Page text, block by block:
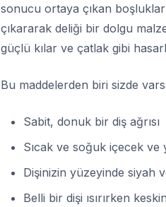
sonucu ortaya çıkan
çıkararak deliği bir dolgu
güçlü kılar ve çatlak gibi
Bu maddelerden biri sizde
Sabit, donuk bir diş ağrısı
Sıcak ve soğuk içecek ve
Dişinizin yüzeyinde siyah
Belli bir dişi ısırırken